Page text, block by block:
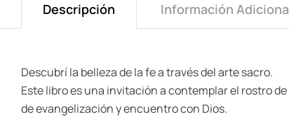
Descripción Información
Descubrí la belleza de la fe a través del arte sacro.
Este libro es una invitación a contemplar el rostro
de evangelización y encuentro con Dios.